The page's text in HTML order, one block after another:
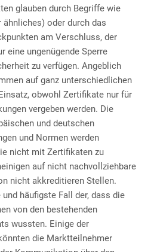
glauben durch Begriffe wie
oder durch das
am Verschluss, der
eine ungenügende Sperre
zu verfügen. Angeblich
auf ganz unterschiedlichen
obwohl Zertifikate nur für
vergeben werden. Die
und deutschen
und Normen werden
nicht mit Zertifikaten zu
auf nicht nachvollziehbare
nicht akkreditieren Stellen.
häufigste Fall der, dass die
von den bestehenden
wussten. Einige der
die Marktteilnehmer